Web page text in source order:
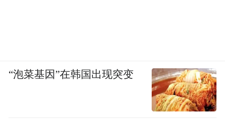
“泡菜基因”在韩国出现突变